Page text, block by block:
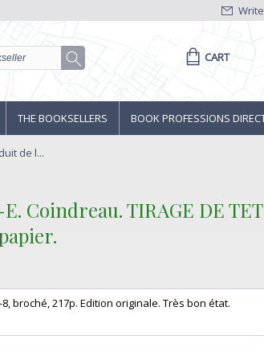
CART
THE BOOKSELLERS BOOK PROFESSIONS
de l...
Coindreau. TIRAGE DE
broché, 217p. Edition originale. Très bon état.